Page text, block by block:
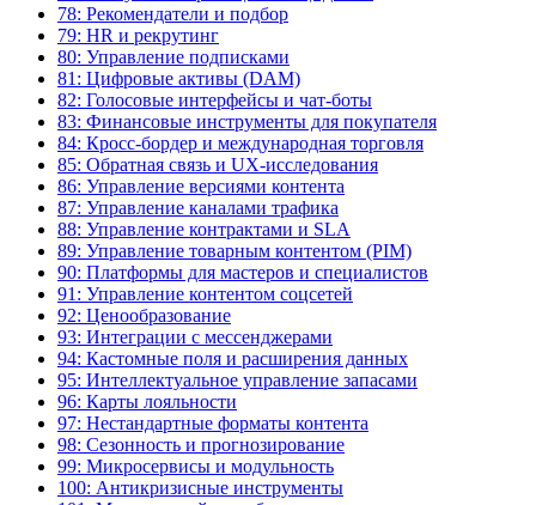
78: Рекомендатели и подбор
79: HR и рекрутинг
80: Управление подписками
81: Цифровые активы (DAM)
82: Голосовые интерфейсы и чат-боты
83: Финансовые инструменты для покупателя
84: Кросс-бордер и международная торговля
85: Обратная связь и UX-исследования
86: Управление версиями контента
87: Управление каналами трафика
88: Управление контрактами и SLA
89: Управление товарным контентом (PIM)
90: Платформы для мастеров и специалистов
91: Управление контентом соцсетей
92: Ценообразование
93: Интеграции с мессенджерами
94: Кастомные поля и расширения данных
95: Интеллектуальное управление запасами
96: Карты лояльности
97: Нестандартные форматы контента
98: Сезонность и прогнозирование
99: Микросервисы и модульность
100: Антикризисные инструменты